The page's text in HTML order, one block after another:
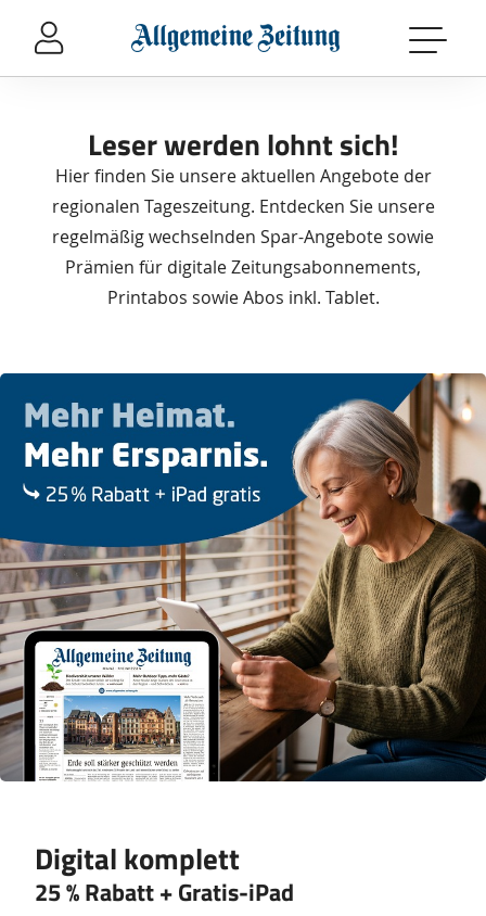
Navigation
Header
Inhalt
Footer
Leser werden lohnt sich!
Hier finden Sie unsere aktuellen Angebote der
regionalen Tageszeitung. Entdecken Sie unsere
regelmäßig wechselnden Spar-Angebote sowie
Prämien für digitale Zeitungsabonnements,
Printabos sowie Abos inkl. Tablet.
Produkt
Digital komplett
25 % Rabatt + Gratis-iPad